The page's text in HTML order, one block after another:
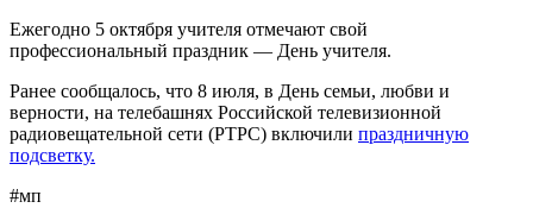
Ежегодно 5 октября учителя отмечают свой
профессиональный праздник — День учителя.
Ранее сообщалось, что 8 июля, в День семьи, любви и
верности, на телебашнях Российской телевизионной
радиовещательной сети (РТРС) включили праздничную
подсветку.
#мп